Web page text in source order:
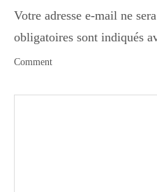
Votre adresse e-mail ne
obligatoires sont indiqués
Comment